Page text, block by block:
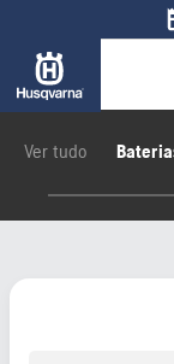
Ver tudo